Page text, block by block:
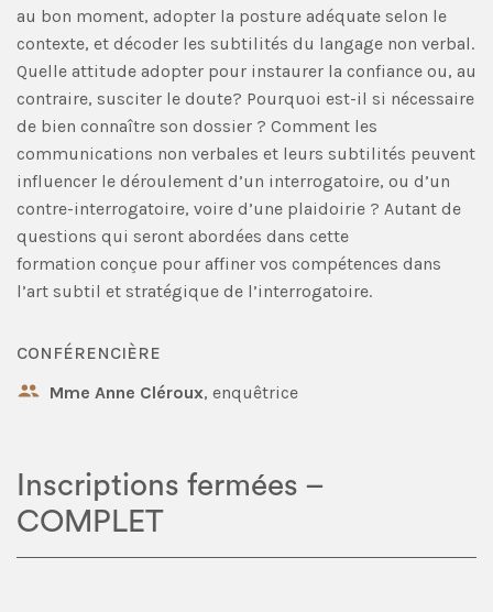
au bon moment, adopter la posture adéquate selon le
contexte, et décoder les subtilités du langage non verbal.
Quelle attitude adopter pour instaurer la confiance ou, au
contraire, susciter le doute? Pourquoi est-il si nécessaire
de bien connaître son dossier ? Comment les
communications non verbales et leurs subtilités peuvent
influencer le déroulement d’un interrogatoire, ou d’un
contre-interrogatoire, voire d’une plaidoirie ? Autant de
questions qui seront abordées dans cette
formation conçue pour affiner vos compétences dans
l’art subtil et stratégique de l’interrogatoire.
CONFÉRENCIÈRE
Mme Anne Cléroux, enquêtrice
Inscriptions fermées –
COMPLET